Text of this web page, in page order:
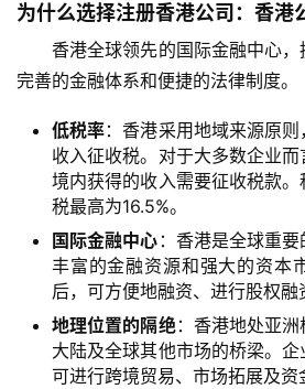
为什么选择注册香港公司：香港
香港全球领先的国际金融中心，
完善的金融体系和便捷的法律制度。
低税率：香港采用地域来源原
收入征收税。对于大多数企业
境内获得的收入需要征收税款
税最高为16.5%。
国际金融中心 ：香港是全球重
丰富的金融资源和强大的资本
后，可方便地融资、进行股权融
地理位置的隔绝：香港地处亚
大陆及全球其他市场的桥梁。
可进行跨境贸易、市场拓展及资